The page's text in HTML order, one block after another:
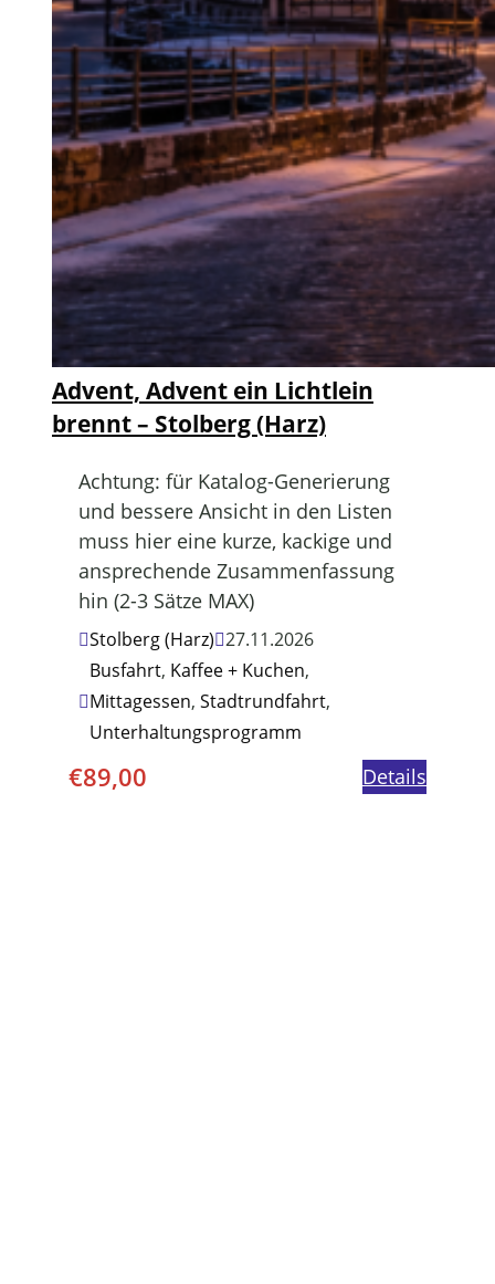
Advent, Advent ein Lichtlein
brennt – Stolberg (Harz)
Achtung: für Katalog-Generierung
und bessere Ansicht in den Listen
muss hier eine kurze, kackige und
ansprechende Zusammenfassung
hin (2-3 Sätze MAX)
Stolberg (Harz) 27.11.2026
Busfahrt, Kaffee + Kuchen,
Mittagessen, Stadtrundfahrt,
Unterhaltungsprogramm
€89,00 Details